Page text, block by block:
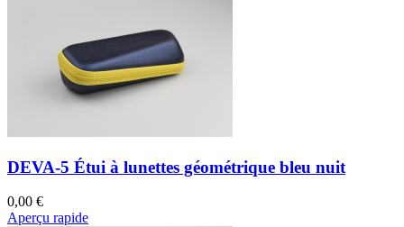
DEVA-5 Étui à lunettes géométrique bleu nuit
0,00 €
Aperçu rapide